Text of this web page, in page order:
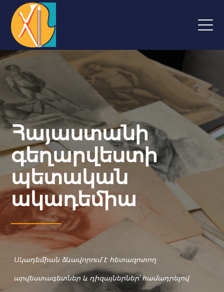
Հայաստանի
գեղարվեստի
պետական
ակադեմիա
Ակադեմիան ձևավորում է հետազոտող
արվեստագետներ և դիզայներներ՝ համադրելով